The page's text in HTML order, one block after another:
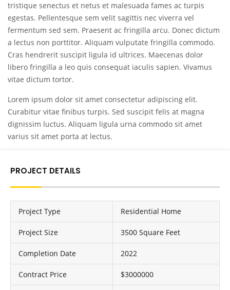
tristique senectus et netus et malesuada fames ac turpis
egestas. Pellentesque sem velit sagittis nec viverra vel
fermentum sed sem. Praesent ac fringilla arcu. Donec dictum
a lectus non porttitor. Aliquam vulputate fringilla commodo.
Cras hendrerit suscipit ligula id ultrices. Maecenas dolor
libero fringilla a leo quis consequat iaculis sapien. Vivamus
vitae dictum tortor.
Lorem ipsum dolor sit amet consectetur adipiscing elit.
Curabitur vitae finibus turpis. Sed suscipit felis at magna
dignissim luctus. Aliquam ligula urna commodo sit amet
varius sit amet porta at lectus.
PROJECT DETAILS
Project Type Residential Home
Project Size 3500 Square Feet
Completion Date 2022
Contract Price $3000000